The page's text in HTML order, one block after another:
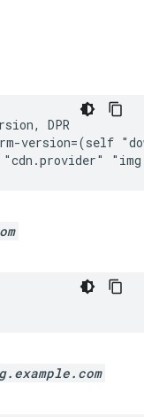
DPR
version=(self